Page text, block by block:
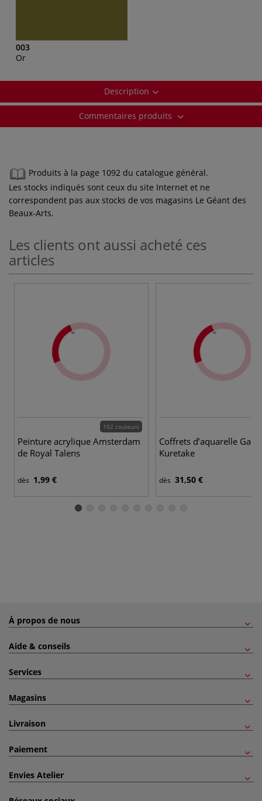
003
Or
Description
Commentaires produits
Produits à la page 1092 du catalogue général.
Les stocks indiqués sont ceux du site Internet et ne
correspondent pas aux stocks de vos magasins Le Géant des
Beaux-Arts.
Les clients ont aussi acheté ces
articles
102 couleurs
Peinture acrylique Amsterdam
de Royal Talens
dès 1,99 €
Coffrets d’aquarelle
Kuretake
dès 31,50 €
À propos de nous
Aide & conseils
Services
Magasins
Livraison
Paiement
Envies Atelier